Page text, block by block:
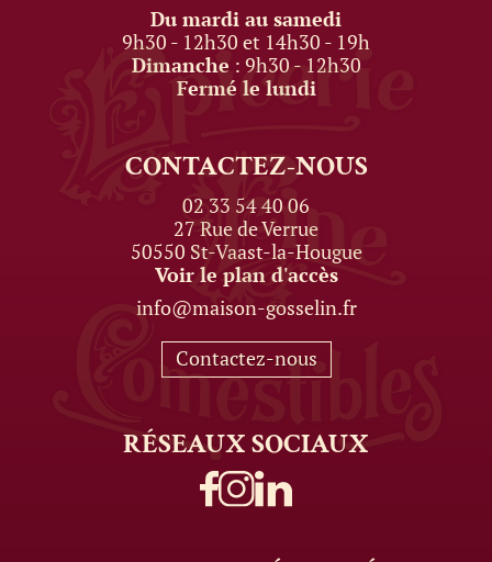
Du mardi au samedi
9h30 - 12h30 et 14h30 - 19h
Dimanche : 9h30 - 12h30
Fermé le lundi
CONTACTEZ-NOUS
02 33 54 40 06
27 Rue de Verrue
50550 St-Vaast-la-Hougue
Voir le plan d'accès
info@maison-gosselin.fr
Contactez-nous
RÉSEAUXSOCIAUX